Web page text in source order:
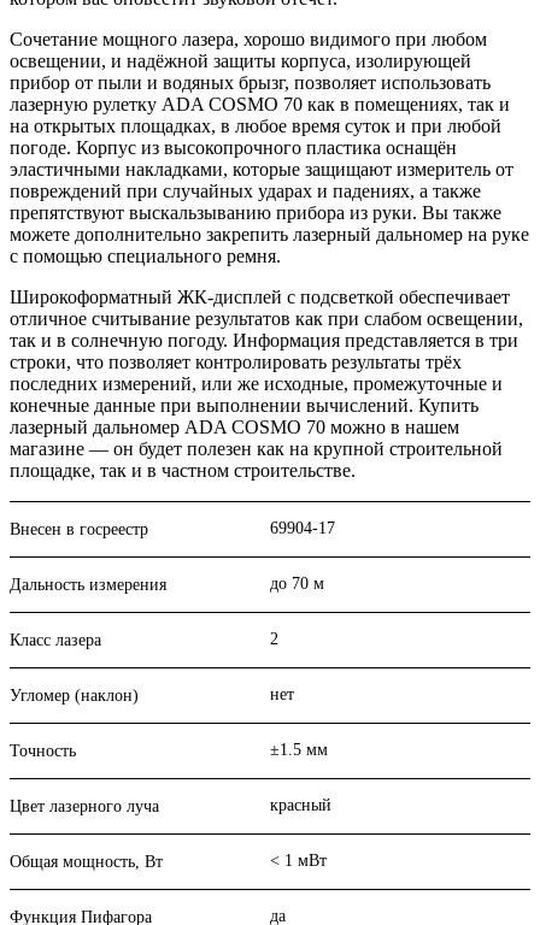
Сочетание мощного лазера, хорошо видимого при любом
освещении, и надёжной защиты корпуса, изолирующей
прибор от пыли и водяных брызг, позволяет использовать
лазерную рулетку ADA COSMO 70 как в помещениях, так и
на открытых площадках, в любое время суток и при любой
погоде. Корпус из высокопрочного пластика оснащён
эластичными накладками, которые защищают измеритель от
повреждений при случайных ударах и падениях, а также
препятствуют выскальзыванию прибора из руки. Вы также
можете дополнительно закрепить лазерный дальномер на руке
с помощью специального ремня.
Широкоформатный ЖК-дисплей с подсветкой обеспечивает
отличное считывание результатов как при слабом освещении,
так и в солнечную погоду. Информация представляется в три
строки, что позволяет контролировать результаты трёх
последних измерений, или же исходные, промежуточные и
конечные данные при выполнении вычислений. Купить
лазерный дальномер ADA COSMO 70 можно в нашем
магазине — он будет полезен как на крупной строительной
площадке, так и в частном строительстве.
Внесен в госреестр 69904-17
Дальность измерения до 70 м
Класс лазера 2
Угломер (наклон) нет
Точность ±1.5 мм
Цвет лазерного луча красный
Общая мощность, Вт < 1 мВт
Функция Пифагора да